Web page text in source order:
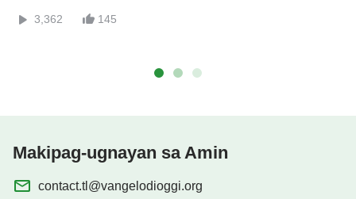
3,362 145
Makipag-ugnayan sa Amin
contact.tl@vangelodioggi.org